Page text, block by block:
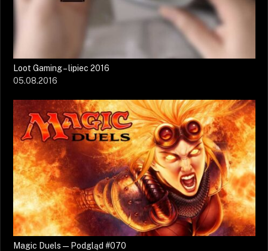
Loot Gaming – lipiec 2016
05.08.2016
Magic Duels — Podgląd #070